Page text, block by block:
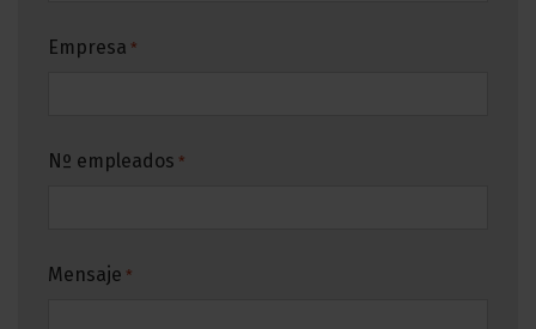
Empresa *
Nº empleados *
Mensaje *